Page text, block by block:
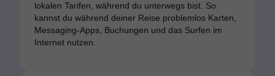
lokalen Tarifen, während du unterwegs bist. So
kannst du während deiner Reise problemlos Karten,
Messaging-Apps, Buchungen und das Surfen im
Internet nutzen.